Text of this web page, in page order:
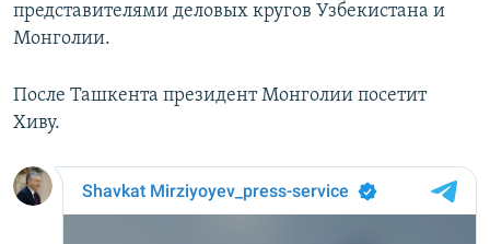
представителями деловых кругов Узбекистана и
Монголии.
После Ташкента президент Монголии посетит
Хиву.